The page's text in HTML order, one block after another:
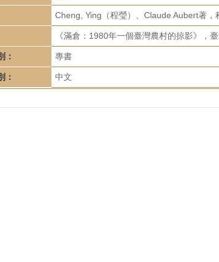
Cheng, Ying（程瑩）、Claude Aubert著，
《滿倉：1980年一個臺灣農村的掠影》，
： 專書
： 中文